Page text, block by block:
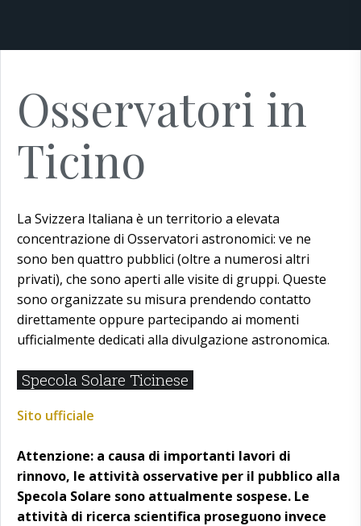
Osservatori in
Ticino
La Svizzera Italiana è un territorio a elevata
concentrazione di Osservatori astronomici: ve ne
sono ben quattro pubblici (oltre a numerosi altri
privati), che sono aperti alle visite di gruppi. Queste
sono organizzate su misura prendendo contatto
direttamente oppure partecipando ai momenti
ufficialmente dedicati alla divulgazione astronomica.
Specola Solare Ticinese
Sito ufficiale
Attenzione: a causa di importanti lavori di
rinnovo, le attività osservative per il pubblico alla
Specola Solare sono attualmente sospese. Le
attività di ricerca scientifica proseguono invece